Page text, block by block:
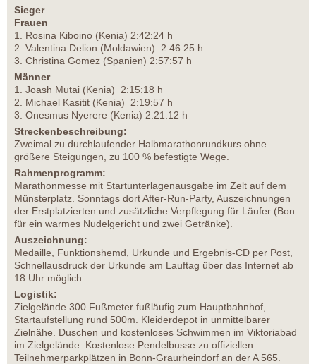
Sieger
Frauen
1. Rosina Kiboino (Kenia) 2:42:24 h
2. Valentina Delion (Moldawien) 2:46:25 h
3. Christina Gomez (Spanien) 2:57:57 h
Männer
1. Joash Mutai (Kenia) 2:15:18 h
2. Michael Kasitit (Kenia) 2:19:57 h
3. Onesmus Nyerere (Kenia) 2:21:12 h
Streckenbeschreibung:
Zweimal zu durchlaufender Halbmarathonrundkurs ohne
größere Steigungen, zu 100 % befestigte Wege.
Rahmenprogramm:
Marathonmesse mit Startunterlagenausgabe im Zelt auf dem
Münsterplatz. Sonntags dort After-Run-Party, Auszeichnungen
der Erstplatzierten und zusätzliche Verpflegung für Läufer (Bon
für ein warmes Nudelgericht und zwei Getränke).
Auszeichnung:
Medaille, Funktionshemd, Urkunde und Ergebnis-CD per Post,
Schnellausdruck der Urkunde am Lauftag über das Internet ab
18 Uhr möglich.
Logistik:
Zielgelände 300 Fußmeter fußläufig zum Hauptbahnhof,
Startaufstellung rund 500m. Kleiderdepot in unmittelbarer
Zielnähe. Duschen und kostenloses Schwimmen im Viktoriabad
im Zielgelände. Kostenlose Pendelbusse zu offiziellen
Teilnehmerparkplätzen in Bonn-Graurheindorf an der A 565.